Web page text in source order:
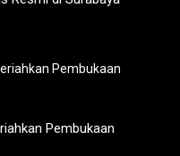
Pembukaan